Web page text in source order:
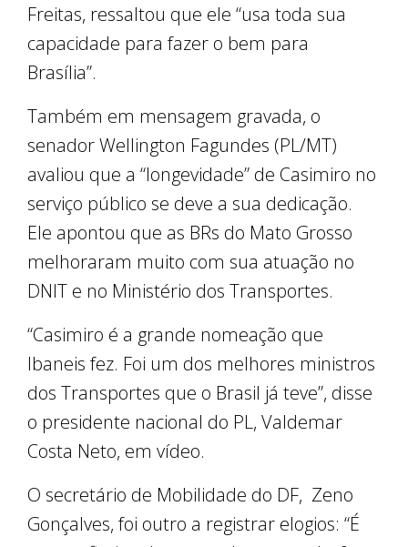
Freitas, ressaltou que ele “usa toda sua
capacidade para fazer o bem para
Brasília”.
Também em mensagem gravada, o
senador Wellington Fagundes (PL/MT)
avaliou que a “longevidade” de Casimiro no
serviço público se deve a sua dedicação.
Ele apontou que as BRs do Mato Grosso
melhoraram muito com sua atuação no
DNIT e no Ministério dos Transportes.
“Casimiro é a grande nomeação que
Ibaneis fez. Foi um dos melhores ministros
dos Transportes que o Brasil já teve”, disse
o presidente nacional do PL, Valdemar
Costa Neto, em vídeo.
O secretário de Mobilidade do DF, Zeno
Gonçalves, foi outro a registrar elogios: “É